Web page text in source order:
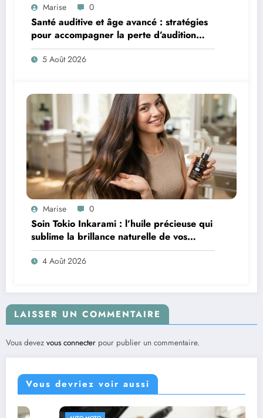
Marise 0
Santé auditive et âge avancé : stratégies
pour accompagner la perte d’audition
chez les seniors
5 Août 2026
Marise 0
Soin Tokio Inkarami : l’huile précieuse qui
sublime la brillance naturelle de vos
cheveux
4 Août 2026
LAISSER UN COMMENTAIRE
Vous devez vous connecter pour publier un commentaire.
Vous devriez voir aussi